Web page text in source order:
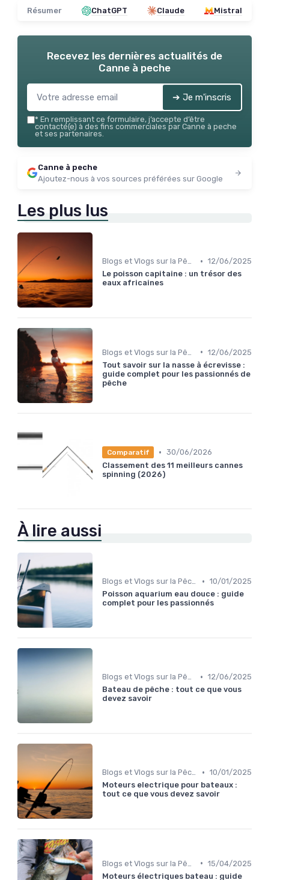
Résumer ChatGPT Claude Mistral
Recevez les dernières actualités de
Canne à peche
➔ Je m'inscris
* En remplissant ce formulaire, j’accepte d’être
contacté(e) à des fins commerciales par Canne à peche
et ses partenaires.
Canne à peche
Ajoutez-nous à vos sources préférées sur Google
Les plus lus
Blogs et Vlogs sur la Pêche • 12/06/2025
Le poisson capitaine : un trésor des
eaux africaines
• 12/06/2025
Tout savoir sur la nasse à écrevisse :
guide complet pour les passionnés de
pêche
Comparatif • 30/06/2026
Classement des 11 meilleurs cannes
spinning (2026)
À lire aussi
Blogs et Vlogs sur la Pêche • 10/01/2025
Poisson aquarium eau douce : guide
complet pour les passionnés
Blogs et Vlogs sur la Pêche • 12/06/2025
Bateau de pêche : tout ce que vous
devez savoir
Blogs et Vlogs sur la Pêche • 10/01/2025
Moteurs electrique pour bateaux :
tout ce que vous devez savoir
• 15/04/2025
Moteurs électriques bateau : guide